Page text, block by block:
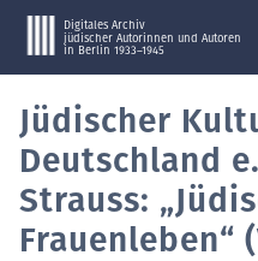
Digitales Archiv
jüdischer Autorinnen und Autoren
in Berlin 1933–1945
Jüdischer
Deutschland
Strauss:
Frauenleben“